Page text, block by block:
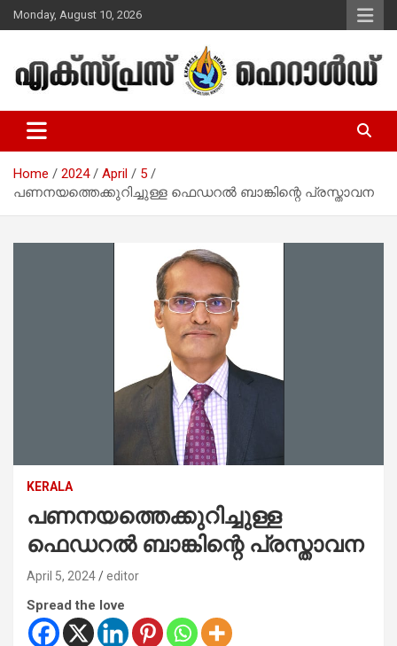
Skip
to
Monday, August 10, 2026
Express Herald – Malayalam
Christian News
Home 2024 April
5
പണനയത്തെക്കുറിച്ചുള്ള ഫെഡറൽ ബാങ്കിന്റെ പ്രസ്താവന
KERALA
പണനയത്തെക്കുറിച്ചുള്ള
ഫെഡറൽ ബാങ്കിന്റെ പ്രസ്താവന
April 5, 2024 editor
Spread the love